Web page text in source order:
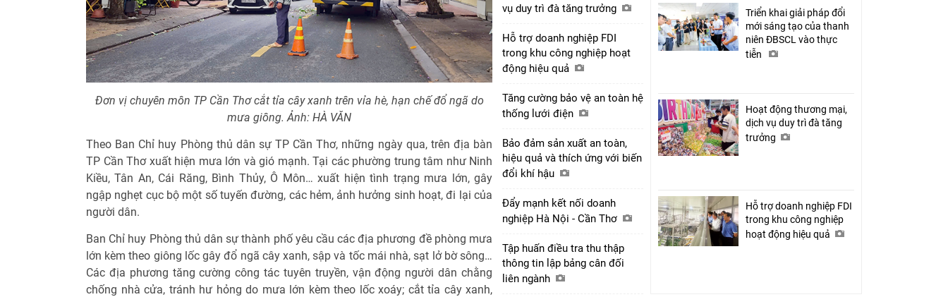
Đơn vị chuyên môn TP Cần Thơ cắt tỉa cây xanh trên vỉa hè, hạn chế đổ ngã do
mưa giông. Ảnh: HÀ VĂN
Theo Ban Chỉ huy Phòng thủ dân sự TP Cần Thơ, những ngày qua, trên địa bàn
TP Cần Thơ xuất hiện mưa lớn và gió mạnh. Tại các phường trung tâm như Ninh
Kiều, Tân An, Cái Răng, Bình Thủy, Ô Môn… xuất hiện tình trạng mưa lớn, gây
ngập nghẹt cục bộ một số tuyến đường, các hẻm, ảnh hưởng sinh hoạt, đi lại của
người dân.
Ban Chỉ huy Phòng thủ dân sự thành phố yêu cầu các địa phương đề phòng mưa
lớn kèm theo giông lốc gây đổ ngã cây xanh, sập và tốc mái nhà, sạt lở bờ sông…
Các địa phương tăng cường công tác tuyên truyền, vận động người dân chằng
chống nhà cửa, tránh hư hỏng do mưa lớn kèm theo lốc xoáy; cắt tỉa cây xanh,
vụ duy trì đà tăng trưởng
Hỗ trợ doanh nghiệp FDI
trong khu công nghiệp hoạt
động hiệu quả
Tăng cường bảo vệ an toàn hệ
thống lưới điện
Bảo đảm sản xuất an toàn,
hiệu quả và thích ứng với biến
đổi khí hậu
Đẩy mạnh kết nối doanh
nghiệp Hà Nội - Cần Thơ
Tập huấn điều tra thu thập
thông tin lập bảng cân đối
liên ngành
Triển khai giải pháp đổi
mới sáng tạo của thanh
niên ĐBSCL vào thực
tiễn
Hoạt động thương mại,
dịch vụ duy trì đà tăng
trưởng
Hỗ trợ doanh nghiệp FDI
trong khu công nghiệp
hoạt động hiệu quả